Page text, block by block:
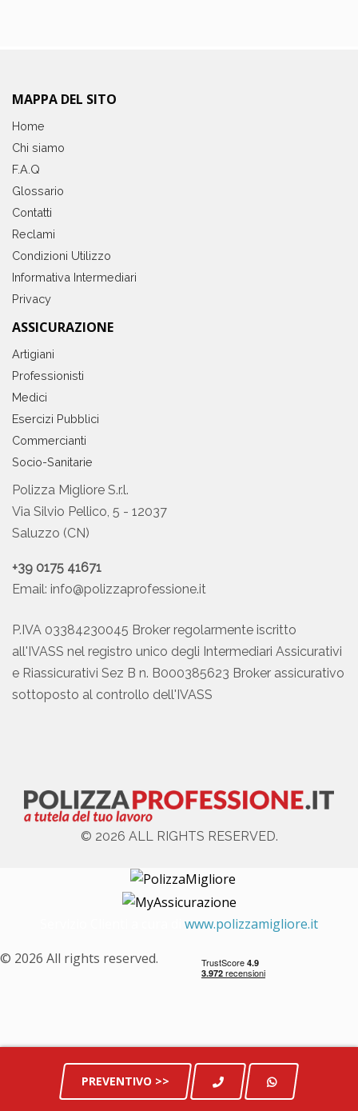
PREVENTIVO >>
MAPPA DEL SITO
Home
Chi siamo
F.A.Q
Glossario
Contatti
Reclami
Condizioni Utilizzo
Informativa Intermediari
Privacy
ASSICURAZIONE
Artigiani
Professionisti
Medici
Esercizi Pubblici
Commercianti
Socio-Sanitarie
Polizza Migliore S.r.l.
Via Silvio Pellico, 5 - 12037
Saluzzo (CN)
+39 0175 41671
Email: info@polizzaprofessione.it
P.IVA 03384230045 Broker regolarmente iscritto
all'IVASS nel registro unico degli Intermediari Assicurativi
e Riassicurativi Sez B n. B000385623 Broker assicurativo
sottoposto al controllo dell'IVASS
© 2026 ALL RIGHTS RESERVED.
www.polizzamigliore.it
© 2026 All rights reserved.